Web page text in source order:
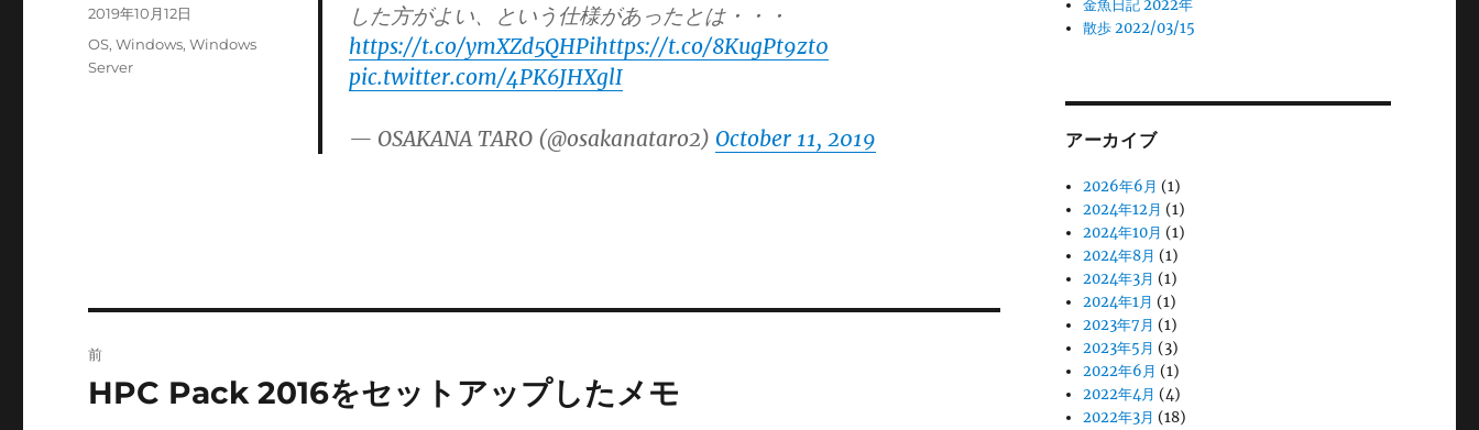
した方がよい、という仕様があったとは・・・
https://t.co/ymXZd5QHPihttps://t.co/8KugPt9zt0
pic.twitter.com/4PK6JHXglI
— OSAKANA TARO (@osakanataro2) October 11, 2019
投
2019年10月12日
カ
テ
OS,Windows,Windows
Server
稿
前
前
HPC Pack 2016をセットアップしたメモ
金魚日記 2022年
散歩 2022/03/15
アーカイブ
2026年6月 (1)
2024年12月 (1)
2024年10月 (1)
2024年8月 (1)
2024年3月 (1)
2024年1月 (1)
2023年7月 (1)
2023年5月 (3)
2022年6月 (1)
2022年4月 (4)
2022年3月 (18)